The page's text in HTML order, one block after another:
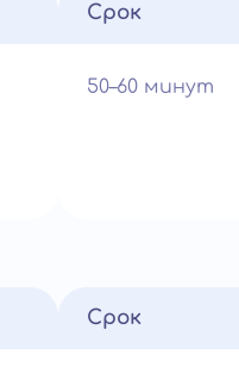
Срок
50–60 минут
Срок